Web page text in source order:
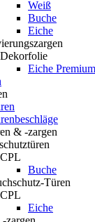
Weiß
Buche
Eiche
Dekorfolie
Eiche Premium
& -zargen
CPL
Buche
Türen
CPL
Eiche